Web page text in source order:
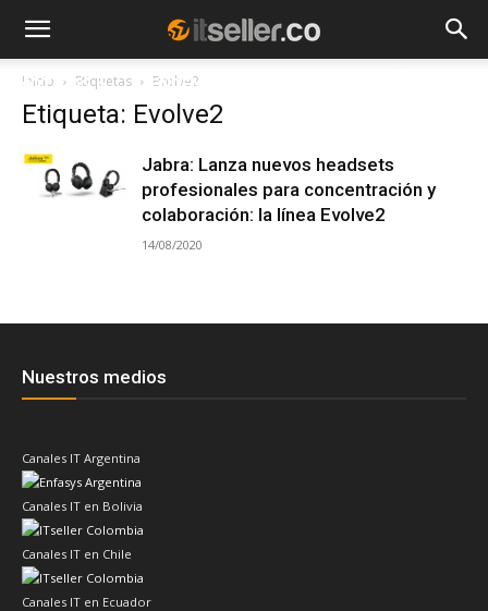
NOTICIAS TENDENCIAS
Inicio Etiquetas Evolve2
Etiqueta: Evolve2
Jabra: Lanza nuevos headsets
profesionales para concentración y
colaboración: la línea Evolve2
14/08/2020
Nuestros medios
Canales IT Argentina
Canales IT en Bolivia
Canales IT en Chile
Canales IT en Ecuador